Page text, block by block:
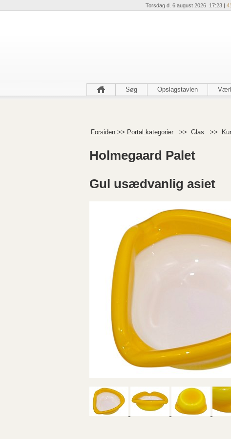
Torsdag d. 6 august 2026 17:23 | 41
Søg Opslagstavlen
Forsiden >> Portal kategorier >> Glas >>
Holmegaard Palet
Gul usædvanlig asiet